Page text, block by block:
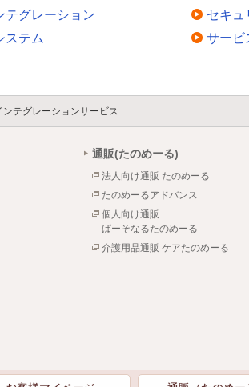
テグレーション
ステム
セキュ
サービ
ンテグレーションサービス
通販(たのめーる)
法人向け通販 たのめーる
たのめーるアドバンス
個人向け通販
ぱーそなるたのめーる
介護用品通販 ケアたのめーる